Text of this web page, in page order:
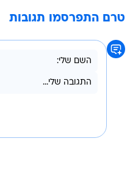
טרם התפרסמו תגובות